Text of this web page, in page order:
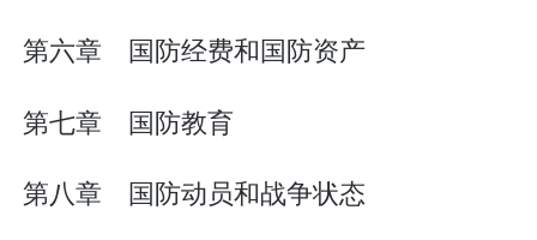
第六章 国防经费和国防资产
第七章 国防教育
第八章 国防动员和战争状态